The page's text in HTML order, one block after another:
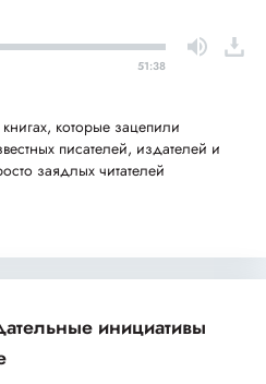
51:38
которые зацепили
писателей, издателей и
заядлых читателей
инициативы